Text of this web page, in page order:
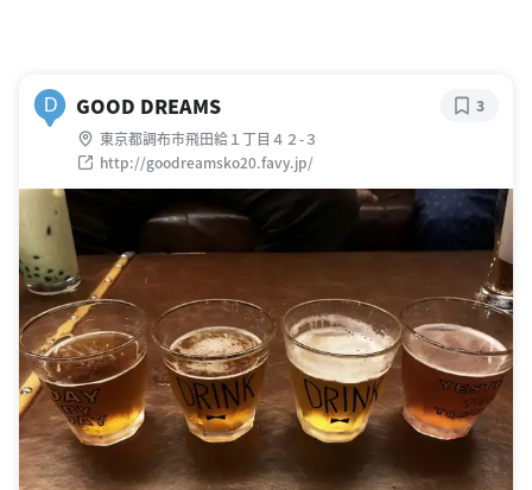
D GOOD DREAMS
東京都調布市飛田給１丁目４２-３
http://goodreamsko20.favy.jp/
3